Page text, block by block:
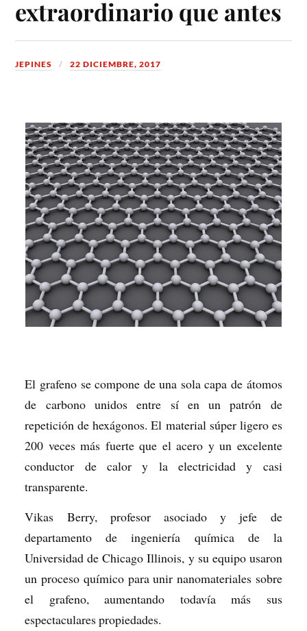
extraordinario que antes
JEPINES 22 DICIEMBRE, 2017
El grafeno se compone de una sola capa de átomos
de carbono unidos entre sí en un patrón de
repetición de hexágonos. El material súper ligero es
200 veces más fuerte que el acero y un excelente
conductor de calor y la electricidad y casi
transparente.
Vikas Berry, profesor asociado y jefe de
departamento de ingeniería química de la
Universidad de Chicago Illinois, y su equipo usaron
un proceso químico para unir nanomateriales sobre
el grafeno, aumentando todavía más sus
espectaculares propiedades.